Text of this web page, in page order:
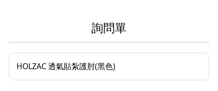
詢問單
HOLZAC 透氣貼紮護肘(黑色)